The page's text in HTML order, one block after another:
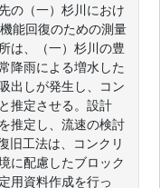
の（一）杉川におけ
能回復のための測量
は、（一）杉川の豊
降雨による増水した
出しが発生し、コン
推定させる。設計
推定し、流速の検討
旧工法は、コンクリ
に配慮したブロック
用資料作成を行っ